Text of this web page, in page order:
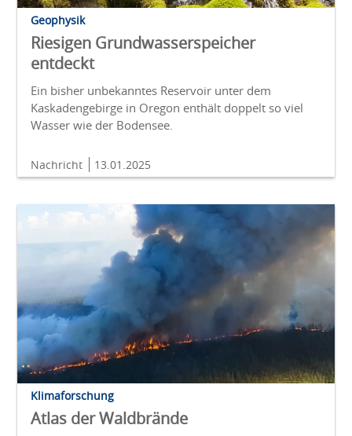
Geophysik
Riesigen Grundwasserspeicher
entdeckt
Ein bisher unbekanntes Reservoir unter dem
Kaskadengebirge in Oregon enthält doppelt so viel
Wasser wie der Bodensee.
Nachricht 13.01.2025
Klimaforschung
Atlas der Waldbrände